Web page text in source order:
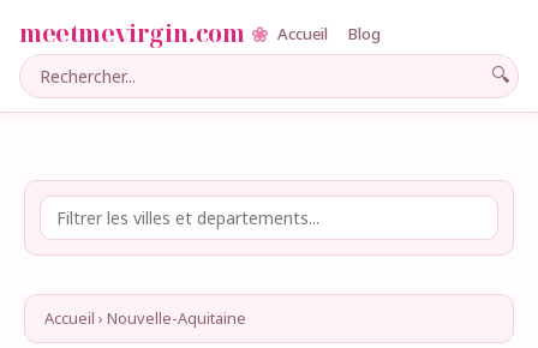
meetmevirgin.com
🔍
Accueil Blog
Accueil › Nouvelle-Aquitaine